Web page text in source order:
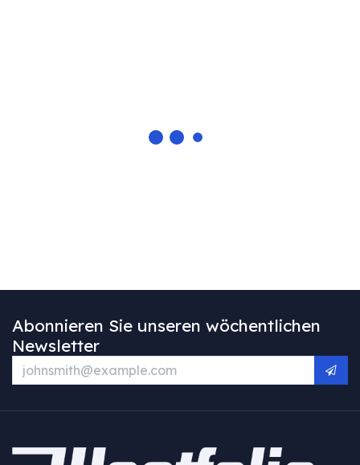
Abonnieren Sie unseren wöchentlichen
Newsletter